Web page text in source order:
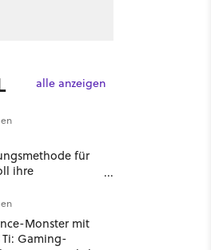
alle anzeigen
für
ihre
und
Kommentare
kritisch damit
Monster mit
Ti: Gaming-